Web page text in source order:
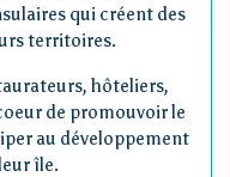
qui créent des
territoires.
hôteliers,
de promouvoir le
au développement
île.